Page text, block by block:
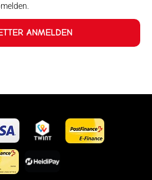
ANMELDEN